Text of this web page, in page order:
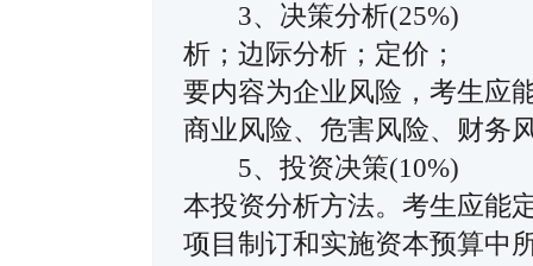
3、决策分析(25%)
析；边际分析；定
要内容为企业风险，考生应
商业风险、危害风险、财
5、投资决策(10%)
本投资分析方法。考生应能
项目制订和实施资本预算中